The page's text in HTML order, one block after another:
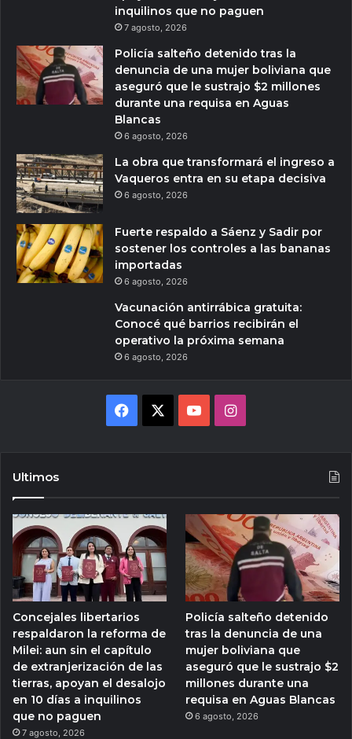
inquilinos que no paguen
7 agosto, 2026
Policía salteño detenido tras la
denuncia de una mujer boliviana que
aseguró que le sustrajo $2 millones
durante una requisa en Aguas
Blancas
6 agosto, 2026
La obra que transformará el ingreso a
Vaqueros entra en su etapa decisiva
6 agosto, 2026
Fuerte respaldo a Sáenz y Sadir por
sostener los controles a las bananas
importadas
6 agosto, 2026
Vacunación antirrábica gratuita:
Conocé qué barrios recibirán el
operativo la próxima semana
6 agosto, 2026
Facebook YouTubeInstagram
Ultimos
Concejales libertarios
respaldaron la reforma de
Milei: aun sin el capítulo
de extranjerización de las
tierras, apoyan el desalojo
en 10 días a inquilinos
que no paguen
7 agosto, 2026
Policía salteño detenido
tras la denuncia de una
mujer boliviana que
aseguró que le sustrajo $2
millones durante una
requisa en Aguas Blancas
6 agosto, 2026